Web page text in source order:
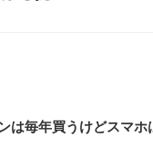
は毎年買うけどスマホ